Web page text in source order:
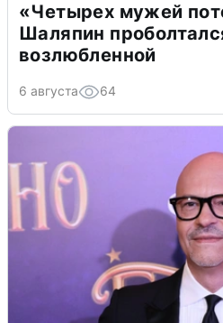
«Четырех мужей
Шаляпин
возлюбленной
6 августа 64